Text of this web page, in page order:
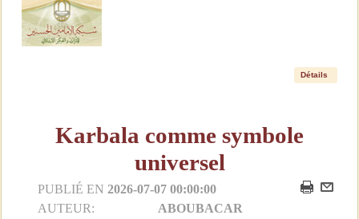
Détails
Karbala comme symbole
universel
PUBLIÉ EN 2026-07-07 00:00:00
AUTEUR:
ABOUBACAR